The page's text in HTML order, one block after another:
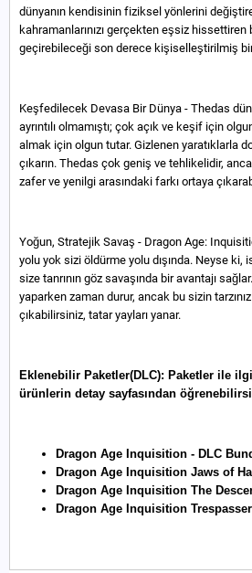
dünyanın kendisinin fiziksel yönlerini
kahramanlarınızı gerçekten eşsiz hissettiren
geçirebileceği son derece kişiselleştirilmiş
Keşfedilecek Devasa Bir Dünya - Thedas
ayrıntılı olmamıştı; çok açık ve keşif için
almak için olgun tutar. Gizlenen yaratıklarla
çıkarın. Thedas çok geniş ve tehlikelidir,
zafer ve yenilgi arasındaki farkı ortaya
Yoğun, Stratejik Savaş - Dragon Age:
yolu yok sizi öldürme yolu dışında. Neyse ki,
size tanrının göz savaşında bir avantajı
yaparken zaman durur, ancak bu sizin
çıkabilirsiniz, tatar yayları yanar.
Eklenebilir Paketler(DLC): Paketler ile
ürünlerin detay sayfasından
Dragon Age Inquisition - DLC
Dragon Age Inquisition Jaws of
Dragon Age Inquisition The
Dragon Age Inquisition